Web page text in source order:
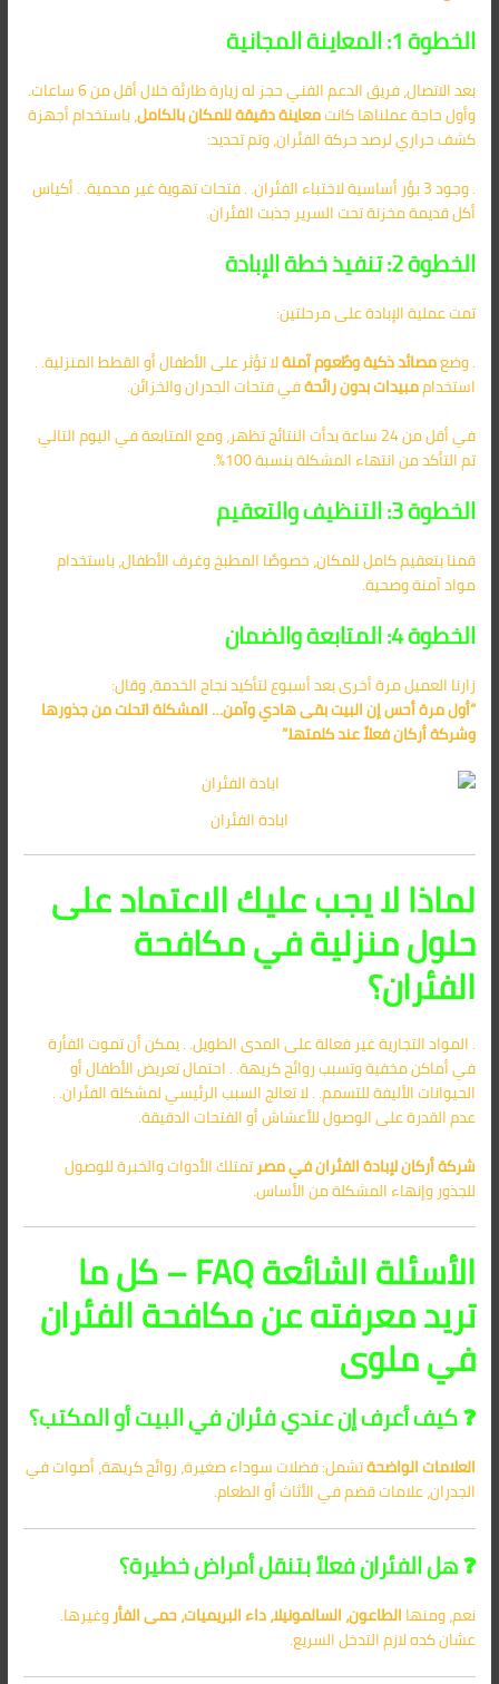
الخطوة 1: المعاينة المجانية
بعد الاتصال، فريق الدعم الفني حجز له زيارة طارئة خلال أقل من 6 ساعات.
وأول حاجة عملناها كانتمعاينة دقيقة للمكان بالكامل، باستخدام أجهزة
كشف حراري لرصد حركة الفئران، وتم تحديد:
. وجود 3 بؤر أساسية لاختباء الفئران. . فتحات تهوية غير محمية. . أكياس
أكل قديمة مخزنة تحت السرير جذبت الفئران.
الخطوة 2: تنفيذ خطة الإبادة
تمت عملية الإبادة على مرحلتين:
. وضعمصائد ذكية وطُعوم آمنةلا تؤثر على الأطفال أو القطط المنزلية. .
استخداممبيدات بدون رائحةفي فتحات الجدران والخزائن.
في أقل من 24 ساعة بدأت النتائج تظهر، ومع المتابعة في اليوم التالي
تم التأكد من انتهاء المشكلة بنسبة 100%.
الخطوة 3: التنظيف والتعقيم
قمنا بتعقيم كامل للمكان، خصوصًا المطبخ وغرف الأطفال، باستخدام
مواد آمنة وصحية.
الخطوة 4: المتابعة والضمان
زارنا العميل مرة أخرى بعد أسبوع لتأكيد نجاح الخدمة، وقال:
“أول مرة أحس إن البيت بقى هادي وآمن… المشكلة اتحلت من جذورها
وشركة أركان فعلاً عند كلمتها.”
ابادة الفئران
لماذا لا يجب عليك الاعتماد على
حلول منزلية في مكافحة
الفئران؟
. المواد التجارية غير فعالة على المدى الطويل. . يمكن أن تموت الفأرة
في أماكن مخفية وتسبب روائح كريهة. . احتمال تعريض الأطفال أو
الحيوانات الأليفة للتسمم. . لا تعالج السبب الرئيسي لمشكلة الفئران. .
عدم القدرة على الوصول للأعشاش أو الفتحات الدقيقة.
شركة أركان لإبادة الفئران في مصرتمتلك الأدوات والخبرة للوصول
للجذور وإنهاء المشكلة من الأساس.
الأسئلة الشائعة FAQ – كل ما
تريد معرفته عن مكافحة الفئران
في ملوى
❓ كيف أعرف إن عندي فئران في البيت أو المكتب؟
العلامات الواضحةتشمل: فضلات سوداء صغيرة، روائح كريهة، أصوات في
الجدران، علامات قضم في الأثاث أو الطعام.
❓ هل الفئران فعلاً بتنقل أمراض خطيرة؟
نعم، ومنهاالطاعون، السالمونيلا، داء البريميات، حمى الفأروغيرها.
عشان كده لازم التدخل السريع.